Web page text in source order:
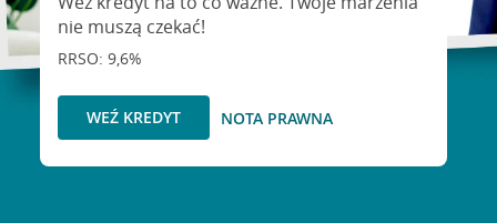
nie muszą czekać!
RRSO: 9,6%
WEŹ KREDYT NOTA PRAWNA